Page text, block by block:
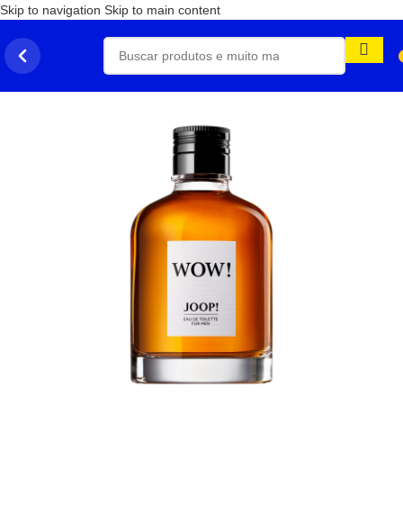
Skip to navigation Skip to main content